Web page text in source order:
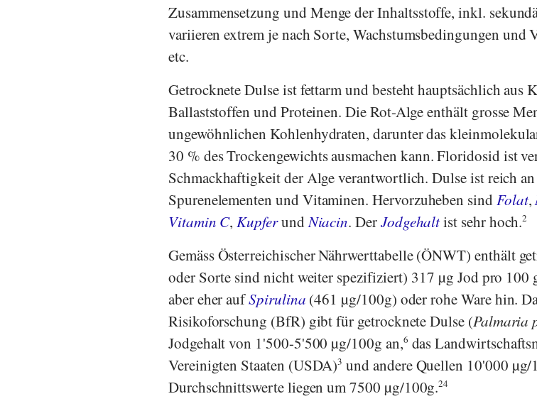
Zusammensetzung und Menge der Inhaltsstoffe, inkl.
variieren extrem je nach Sorte, Wachstumsbedingungen und
etc.
Getrocknete Dulse ist fettarm und besteht hauptsächlich aus
Ballaststoffen und Proteinen. Die Rot-Alge enthält grosse
ungewöhnlichen Kohlenhydraten, darunter das
30 % des Trockengewichts ausmachen kann. Floridosid ist
Schmackhaftigkeit der Alge verantwortlich. Dulse ist reich
Spurenelementen und Vitaminen. Hervorzuheben sind Folat,
Vitamin C,KupferundNiacin. DerJodgehaltist sehr hoch.2
GemässÖsterreichischer Nährwerttabelle(ÖNWT) enthält
oder Sorte sind nicht weiter spezifiziert) 317 µg Jod pro 100
aber eher aufSpirulina (461 µg/100g) oder rohe Ware hin.
Risikoforschung (BfR) gibt für getrocknete Dulse (Palmaria
Jodgehalt von 1'500-5'500 µg/100g an,6 das
Vereinigten Staaten (USDA)3 und andere Quellen 10'000 µg/
Durchschnittswerte liegen um 7500 µg/100g.24